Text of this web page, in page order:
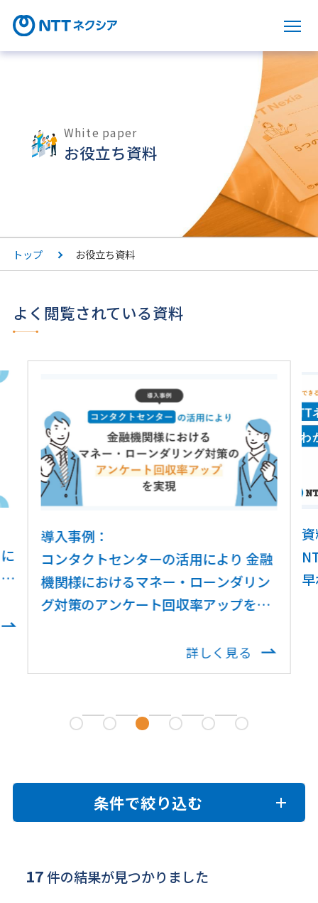
サ
White paper
お役立ち資料
トップ お役立ち資料
よく閲覧されている資料
導入事例：
コンタクトセンターの活用により 金融
機関様におけるマネー・ローンダリン
グ対策のアンケート回収率アップを実
詳しく見る
条件で絞り込む
17件の結果が見つかりました